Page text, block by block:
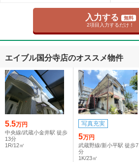
入力する
無料
2項目入力するだけ！
エイブル国分寺店のオススメ物件
5.5万円
中央線/武蔵小金井駅 徒歩
13分
1R/12㎡
写真充実
5万円
武蔵野線/新小平駅 徒歩7
分
1K/23㎡